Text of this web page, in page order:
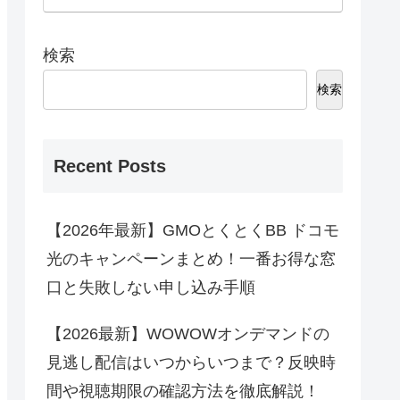
検索
検索
Recent Posts
【2026年最新】GMOとくとくBB ドコモ
光のキャンペーンまとめ！一番お得な窓
口と失敗しない申し込み手順
【2026最新】WOWOWオンデマンドの
見逃し配信はいつからいつまで？反映時
間や視聴期限の確認方法を徹底解説！